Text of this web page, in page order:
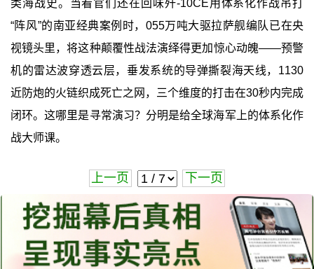
类海战史。当看官们还在回味歼-10CE用体系化作战吊打
“阵风”的南亚经典案例时，055万吨大驱拉萨舰编队已在央
视镜头里，将这种颠覆性战法演绎得更加惊心动魄——预警
机的雷达波穿透云层，垂发系统的导弹撕裂海天线，1130
近防炮的火链织成死亡之网，三个维度的打击在30秒内完成
闭环。这哪里是寻常演习？分明是给全球海军上的体系化作
战大师课。
上一页 下一页